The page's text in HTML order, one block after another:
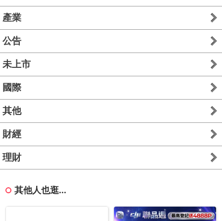
產業
公告
未上市
國際
其他
財經
理財
其他人也逛...